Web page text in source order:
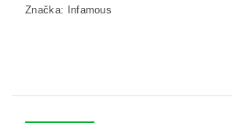
Značka: Infamous